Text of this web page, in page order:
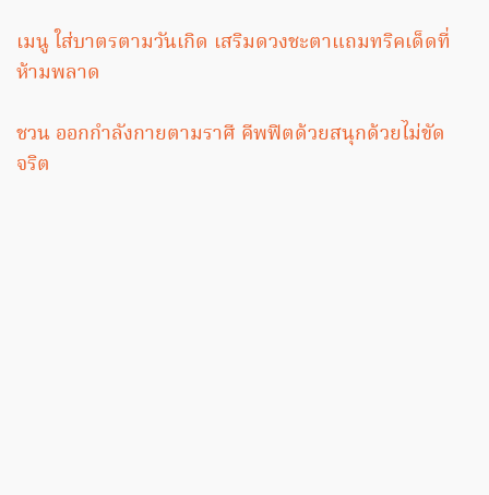
เมนู ใส่บาตรตามวันเกิด เสริมดวงชะตาแถมทริคเด็ดที่
ห้ามพลาด
ชวน ออกกำลังกายตามราศี คีพฟิตด้วยสนุกด้วยไม่ขัด
จริต